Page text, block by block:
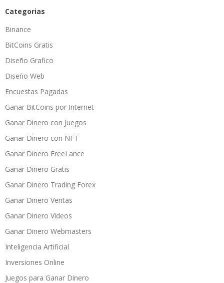
Categorias
Binance
BitCoins Gratis
Diseño Grafico
Diseño Web
Encuestas Pagadas
Ganar BitCoins por Internet
Ganar Dinero con Juegos
Ganar Dinero con NFT
Ganar Dinero FreeLance
Ganar Dinero Gratis
Ganar Dinero Trading Forex
Ganar Dinero Ventas
Ganar Dinero Videos
Ganar Dinero Webmasters
Inteligencia Artificial
Inversiones Online
Juegos para Ganar Dinero